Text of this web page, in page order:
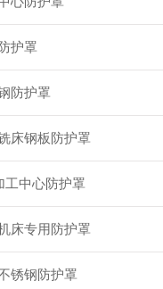
护罩
防护罩
床钢板防护罩
工中心防护罩
床专用防护罩
锈钢防护罩